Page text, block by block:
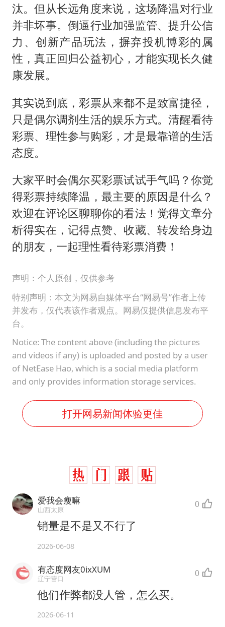
汰。但从长远角度来说，这场降温对行业
并非坏事。倒逼行业加强监管、提升公信
力、创新产品玩法，摒弃投机博彩的属
性，真正回归公益初心，才能实现长久健
康发展。
其实说到底，彩票从来都不是致富捷径，
只是偶尔调剂生活的娱乐方式。清醒看待
彩票、理性参与购彩，才是最靠谱的生活
态度。
大家平时会偶尔买彩票试试手气吗？你觉
得彩票持续降温，最主要的原因是什么？
欢迎在评论区聊聊你的看法！觉得文章分
析得实在，记得点赞、收藏、转发给身边
的朋友，一起理性看待彩票消费！
声明：个人原创，仅供参考
特别声明：本文为网易自媒体平台“网易号”作者上传
并发布，仅代表该作者观点。网易仅提供信息发布平
台。
Notice: The content above (including the pictures
and videos if any) is uploaded and posted by a user
of NetEase Hao, which is a social media platform
and only provides information storage services.
打开网易新闻体验更佳
爱我会瘦嘛
山西太原 0
销量是不是又不行了
2026-06-08
有态度网友0ixXUM
辽宁营口 0
他们作弊都没人管，怎么买。
2026-06-11